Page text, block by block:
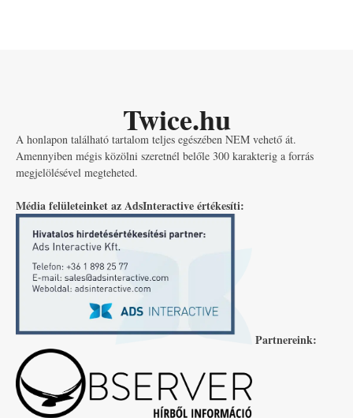
Twice.hu
A honlapon található tartalom teljes egészében NEM vehető át.
Amennyiben mégis közölni szeretnél belőle 300 karakterig a forrás
megjelölésével megteheted.
Média felületeinket az AdsInteractive értékesíti:
Partnereink: